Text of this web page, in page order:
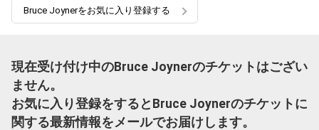
Bruce Joynerをお気に入り登録する
現在受け付け中のBruce Joynerのチケットはござい
ません。
お気に入り登録をするとBruce Joynerのチケットに
関する最新情報をメールでお届けします。